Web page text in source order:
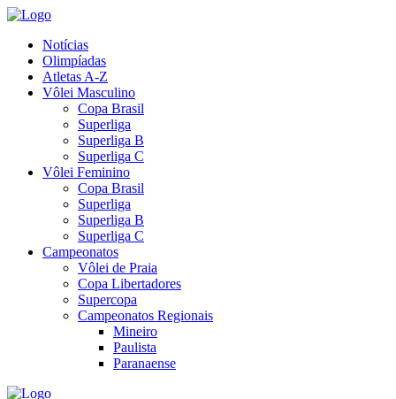
Notícias
Olimpíadas
Atletas A-Z
Vôlei Masculino
Copa Brasil
Superliga
Superliga B
Superliga C
Vôlei Feminino
Copa Brasil
Superliga
Superliga B
Superliga C
Campeonatos
Vôlei de Praia
Copa Libertadores
Supercopa
Campeonatos Regionais
Mineiro
Paulista
Paranaense